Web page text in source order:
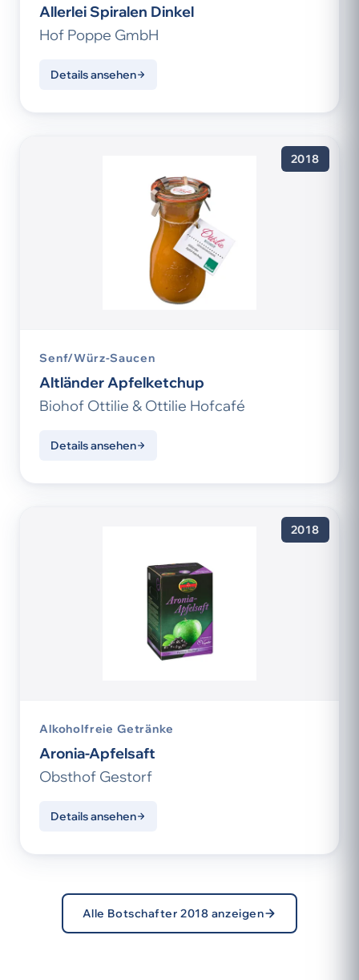
Allerlei Spiralen Dinkel
Hof Poppe GmbH
Details ansehen
2018
Senf/Würz-Saucen
Altländer Apfelketchup
Biohof Ottilie & Ottilie Hofcafé
Details ansehen
2018
Alkoholfreie Getränke
Aronia-Apfelsaft
Obsthof Gestorf
Details ansehen
Alle Botschafter 2018 anzeigen